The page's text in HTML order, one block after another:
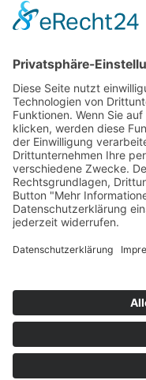
L.E.V.
Landes-
PHDL-
Kapelle
Weiße
Aktuelles